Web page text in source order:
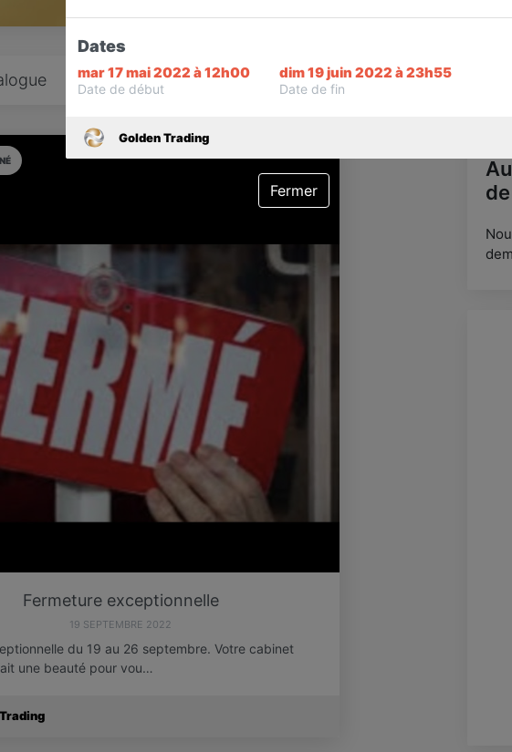
Infos
Fermeture exceptionnelle
19 SEPTEMBRE 2022
du 19 au 26 septembre. Votre cabinet
une beauté pour vou…
Dates
mar 17 mai 2022 à 12h00
Date de début
dim 19 juin 2022 à 23h55
Date de fin
Golden Trading
Fermer